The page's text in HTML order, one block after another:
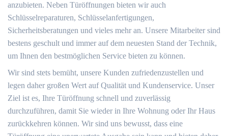
anzubieten. Neben Türöffnungen bieten wir auch
Schlüsselreparaturen, Schlüsselanfertigungen,
Sicherheitsberatungen und vieles mehr an. Unsere Mitarbeiter sind
bestens geschult und immer auf dem neuesten Stand der Technik,
um Ihnen den bestmöglichen Service bieten zu können.
Wir sind stets bemüht, unsere Kunden zufriedenzustellen und
legen daher großen Wert auf Qualität und Kundenservice. Unser
Ziel ist es, Ihre Türöffnung schnell und zuverlässig
durchzuführen, damit Sie wieder in Ihre Wohnung oder Ihr Haus
zurückkehren können. Wir sind uns bewusst, dass eine